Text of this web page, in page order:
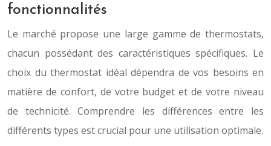
fonctionnalités
Le marché propose une large gamme de thermostats,
chacun possédant des caractéristiques spécifiques. Le
choix du thermostat idéal dépendra de vos besoins en
matière de confort, de votre budget et de votre niveau
de technicité. Comprendre les différences entre les
différents types est crucial pour une utilisation optimale.